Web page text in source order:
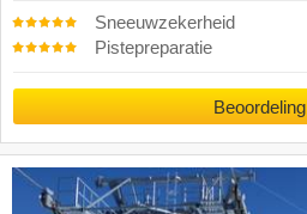
Sneeuwzekerheid
Pistepreparatie
Beoordeling